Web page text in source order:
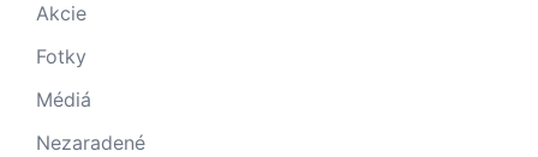
Akcie
Fotky
Médiá
Nezaradené